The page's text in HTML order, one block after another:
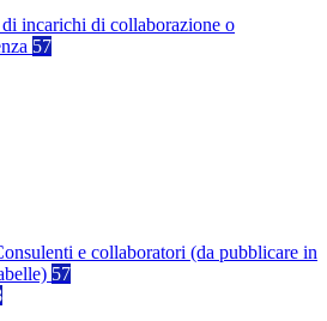
incarichi di collaborazione o
57
e collaboratori (da pubblicare in
57